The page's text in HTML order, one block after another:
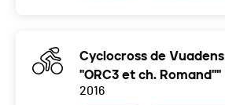
Cyclocross de Vuadens
"ORC3 et ch. Romand""
2016